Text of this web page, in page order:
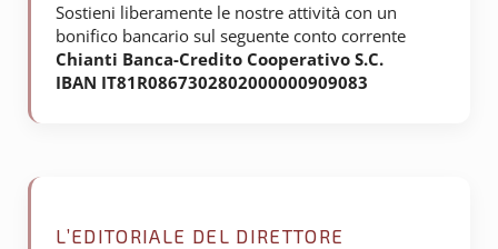
Sostieni liberamente le nostre attività con un
bonifico bancario sul seguente conto corrente
Chianti Banca-Credito Cooperativo S.C.
IBAN IT81R0867302802000000909083
L’EDITORIALE DEL DIRETTORE